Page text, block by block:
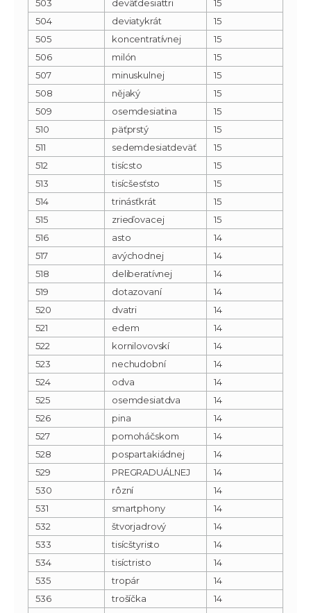
503
deväťdesiattri
15
504
deviatykrát
15
505
koncentratívnej
15
506
milón
15
507
minuskulnej
15
508
nějaký
15
509
osemdesiatina
15
510
päťprstý
15
511
sedemdesiatdeväť
15
512
tisícsto
15
513
tisícšesťsto
15
514
trinásťkrát
15
515
zrieďovacej
15
516
asto
14
517
avýchodnej
14
518
deliberatívnej
14
519
dotazovaní
14
520
dvatri
14
521
edem
14
522
kornilovovskí
14
523
nechudobní
14
524
odva
14
525
osemdesiatdva
14
526
pina
14
527
pomoháčskom
14
528
pospartakiádnej
14
529
PREGRADUÁLNEJ
14
530
rôzní
14
531
smartphony
14
532
štvorjadrový
14
533
tisícštyristo
14
534
tisíctristo
14
535
tropár
14
536
trošíčka
14